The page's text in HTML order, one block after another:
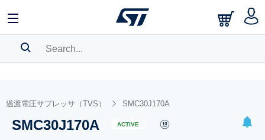
BOOKMARK
Pleaselog into show your saved searches.
過渡電圧サプレッサ（TVS） SMC30J170A
SMC30J170A ACTIVE